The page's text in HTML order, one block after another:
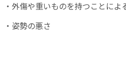
・外傷や重いものを持つことによ
・姿勢の悪さ